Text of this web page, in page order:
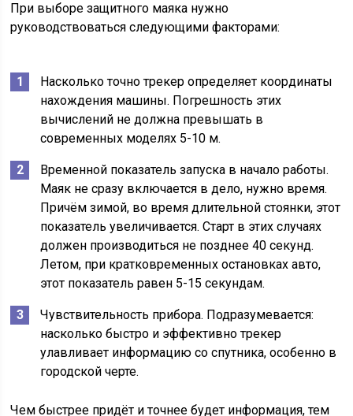
При выборе защитного маяка нужно
руководствоваться следующими факторами:
Насколько точно трекер определяет координаты
нахождения машины. Погрешность этих
вычислений не должна превышать в
современных моделях 5-10 м.
Временной показатель запуска в начало работы.
Маяк не сразу включается в дело, нужно время.
Причём зимой, во время длительной стоянки, этот
показатель увеличивается. Старт в этих случаях
должен производиться не позднее 40 секунд.
Летом, при кратковременных остановках авто,
этот показатель равен 5-15 секундам.
Чувствительность прибора. Подразумевается:
насколько быстро и эффективно трекер
улавливает информацию со спутника, особенно в
городской черте.
Чем быстрее придёт и точнее будет информация, тем